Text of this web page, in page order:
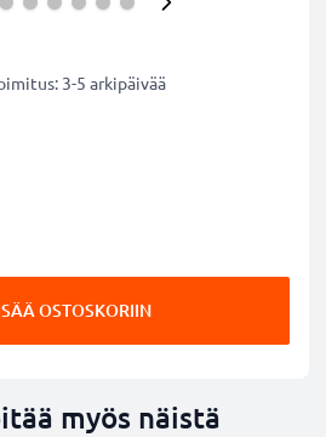
3-5 arkipäivää
OSTOSKORIIN
myös näistä